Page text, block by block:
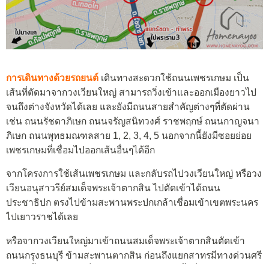
การเดินทางด้วยรถยนต์ เดินทางสะดวกใช้ถนนเพชรเกษม เป็น
เส้นที่ตัดมาจากวงเวียนใหญ่ สามารถวิ่งเข้าและออกเมืองยาวไป
จนถึงต่างจังหวัดได้เลย และยังมีถนนสายสำคัญต่างๆที่ตัดผ่าน
เช่น ถนนรัชดาภิเษก ถนนจรัญสนิทวงศ์ ราชพฤกษ์ ถนนกาญจนา
ภิเษก ถนนพุทธมณฑลสาย 1, 2, 3, 4, 5 นอกจากนี้ยังมีซอยย่อย
เพชรเกษมที่เชื่อมไปออกเส้นอื่นๆได้อีก
จากโครงการใช้เส้นเพชรเกษม และกลับรถไปวงเวียนใหญ่ หรือวง
เวียนอนุสาวรีย์สมเด็จพระเจ้าตากสิน ไปตัดเข้าได้ถนน
ประชาธิปก ตรงไปข้ามสะพานพระปกเกล้าเชื่อมเข้าเขตพระนคร
ไปเยาวราชได้เลย
หรือจากวงเวียนใหญ่มาเข้าถนนสมเด็จพระเจ้าตากสินตัดเข้า
ถนนกรุงธนบุรี ข้ามสะพานตากสิน ก่อนถึงแยกสาทรมีทางด่วนศรี